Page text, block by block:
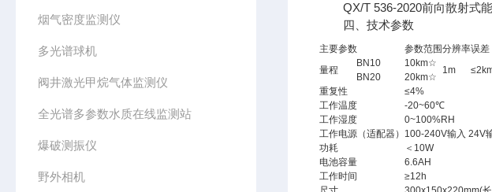
烟气密度监测仪
多光谱球机
阀井激光甲烷气体监测仪
全光谱多参数水质在线监测站
爆破测振仪
野外相机
QX/T 536-2020前向散射式能
四、技术参数
主要参数 参数范围分辨率误差
量程
BN10 10km☆
1m
BN20
20km☆
重复性
≤4%
工作温度
-20~60℃
工作湿度
0~100%RH
工作电源（适配器） 100-240V输入 24V
功耗
＜10W
电池容量
6.6AH
工作时间
≥12h